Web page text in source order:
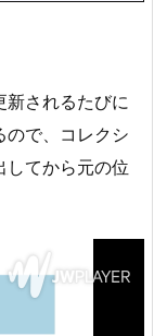
新されるたびに
ので、コレクシ
してから元の位